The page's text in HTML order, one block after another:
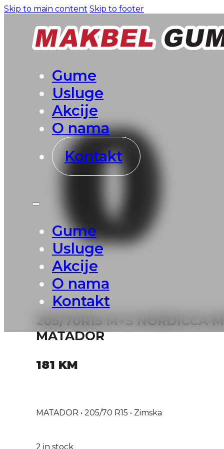
Skip to main content Skip to footer
Gume
Usluge
Akcije
O nama
Kontakt
Gume
Usluge
Akcije
O nama
Kontakt
205/70R15 M+S NORDICCA-
MATADOR
181 KM
MATADOR • 205/70 R15 • Zimska
2 in stock